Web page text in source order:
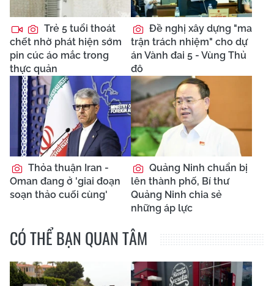
Trẻ 5 tuổi thoát
chết nhờ phát hiện sớm
pin cúc áo mắc trong
thực quản
Đề nghị xây dựng "ma
trận trách nhiệm" cho dự
án Vành đai 5 - Vùng Thủ
đô
Thỏa thuận Iran -
Oman đang ở 'giai đoạn
soạn thảo cuối cùng'
Quảng Ninh chuẩn bị
lên thành phố, Bí thư
Quảng Ninh chia sẻ
những áp lực
CÓ THỂ BẠN QUAN TÂM